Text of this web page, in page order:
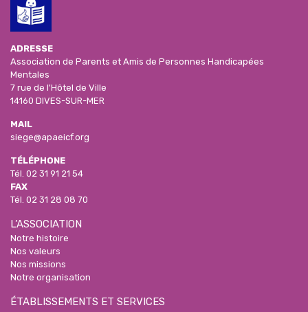
ADRESSE
Association de Parents et Amis de Personnes Handicapées
Mentales
7 rue de l'Hôtel de Ville
14160 DIVES-SUR-MER
MAIL
siege@apaeicf.org
TÉLÉPHONE
Tél. 02 31 91 21 54
FAX
Tél. 02 31 28 08 70
L’ASSOCIATION
Notre histoire
Nos valeurs
Nos missions
Notre organisation
ÉTABLISSEMENTS ET SERVICES